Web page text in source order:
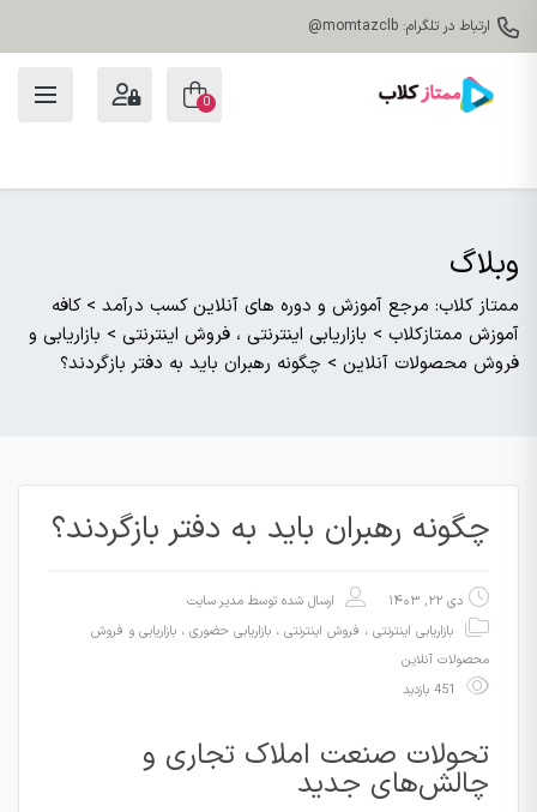
ارتباط در تلگرام: momtazclb@
0
وبلاگ
ممتاز کلاب: مرجع آموزش و دوره های آنلاین کسب درآمد > کافه
آموزش ممتازکلاب > بازاریابی اینترنتی ، فروش اینترنتی > بازاریابی و
فروش محصولات آنلاین > چگونه رهبران باید به دفتر بازگردند؟
چگونه رهبران باید به دفتر بازگردند؟
دی ۲۲, ۱۴۰۳ ارسال شده توسط مدیر سایت
بازاریابی اینترنتی ، فروش اینترنتی ، بازاریابی حضوری ، بازاریابی و فروش
محصولات آنلاین
تحولات صنعت املاک تجاری و
چالش‌های جدید